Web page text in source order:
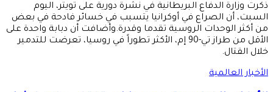
ذكرت وزارة الدفاع البريطانية في نشرة دورية على تويتر، اليوم
السبت، أن الصراع في أوكرانيا يتسبب في خسائر فادحة في بعض
من أكثر الوحدات الروسية تقدما وقدرة.وأضافت أن دبابة واحدة على
الأقل من طراز تي-90 إم، الأكثر تطوراً في روسيا، تعرضت للتدمير
خلال القتال.
الأخبار العالمية